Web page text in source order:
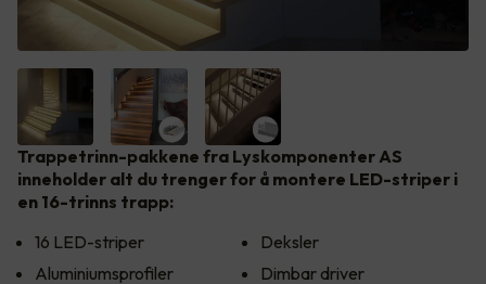
Trappetrinn-pakkene fra Lyskomponenter AS
inneholder alt du trenger for å montere LED-striper i
en 16-trinns trapp:
16 LED-striper
Aluminiumsprofiler
Deksler
Dimbar driver